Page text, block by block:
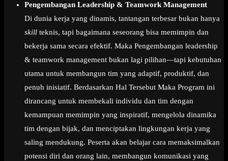
Pengembangan Leadership & Teamwork Management
Di dunia kerja yang dinamis, tantangan terbesar bukan hanya
skill teknis, tapi bagaimana seseorang bisa memimpin dan
bekerja sama secara efektif. Maka Pengembangan leadership
& teamwork management bukan lagi pilihan—tapi kebutuhan
utama untuk membangun tim yang adaptif, produktif, dan
penuh inisiatif. Berdasarkan Hal Tersebut Maka Program ini
dirancang untuk membekali individu dan tim dengan
kemampuan memimpin yang inspiratif, mengelola dinamika
tim dengan bijak, dan menciptakan lingkungan kerja yang
saling mendukung. Peserta akan belajar cara memaksimalkan
potensi diri dan orang lain, membangun komunikasi yang